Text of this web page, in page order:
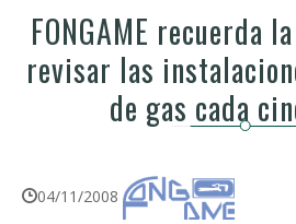
FONGAME recuerda
revisar las
de gas cada
04/11/2008